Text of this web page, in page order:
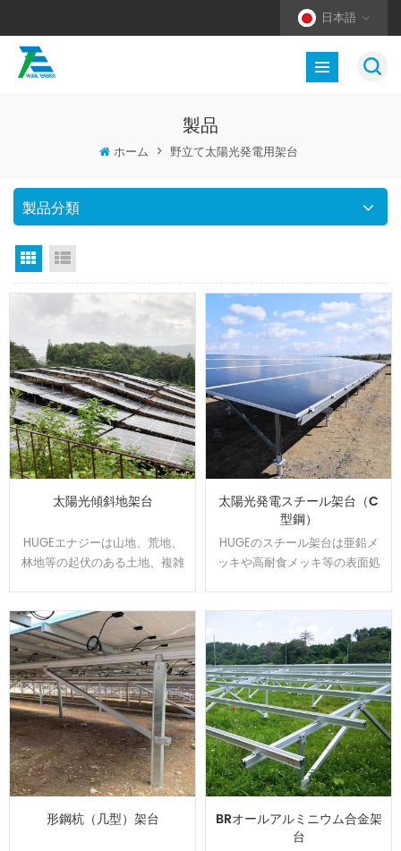
日本語
製品
ホーム > 野立て太陽光発電用架台
製品分類
グリッドビュー
太陽光傾斜地架台
HUGEエナジーは山地、荒地、
林地等の起伏のある土地、複雑
100MW以上の実績経験あり、開
発した回転金具はいろいろな土
地傾斜問題を解決できます。
太陽光発電スチール架台（C
型鋼）
HUGEのスチール架台は亜鉛メ
ッキや高耐食メッキ等の表面処
量鉄骨構造で、スパンを最大化
し、基礎数を抑えたご提案が可
能です。他の材質に比べ値段が
安いです。
形鋼杭（几型）架台
BRオールアルミニウム合金架
台